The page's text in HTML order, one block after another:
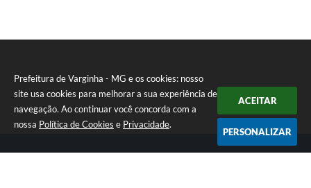
Prefeitura de Varginha - MG e os cookies: nosso
site usa cookies para melhorar a sua experiência de
navegação. Ao continuar você concorda com a
nossa Política de Cookies e Privacidade.
ACEITAR
PERSONALIZAR